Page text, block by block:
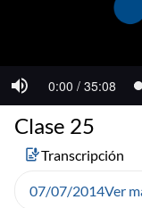
Clase 25
Transcripción
07/07/2014Ver